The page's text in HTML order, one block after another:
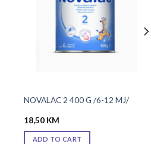
NOVALAC 2 400 G /6-12 MJ/
18,50 KM
ADD TO CART